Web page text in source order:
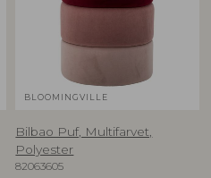
BLOOMINGVILLE
Bilbao Puf, Multifarvet,
Polyester
82063605